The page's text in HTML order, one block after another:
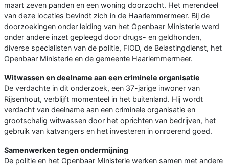
maart zeven panden en een woning doorzocht. Het merendeel
van deze locaties bevindt zich in de Haarlemmermeer. Bij de
doorzoekingen onder leiding van het Openbaar Ministerie werd
onder andere inzet gepleegd door drugs- en geldhonden,
diverse specialisten van de politie, FIOD, de Belastingdienst, het
Openbaar Ministerie en de gemeente Haarlemmermeer.
Witwassen en deelname aan een criminele organisatie
De verdachte in dit onderzoek, een 37-jarige inwoner van
Rijsenhout, verblijft momenteel in het buitenland. Hij wordt
verdacht van deelname aan een criminele organisatie en
grootschalig witwassen door het oprichten van bedrijven, het
gebruik van katvangers en het investeren in onroerend goed.
Samenwerken tegen ondermijning
De politie en het Openbaar Ministerie werken samen met andere